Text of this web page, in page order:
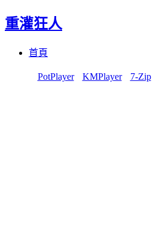
重灌狂人
首頁
PotPlayer KMPlayer 7-Zip